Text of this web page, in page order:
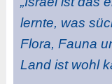
lernte, was
Flora, Fauna
Land ist wohl